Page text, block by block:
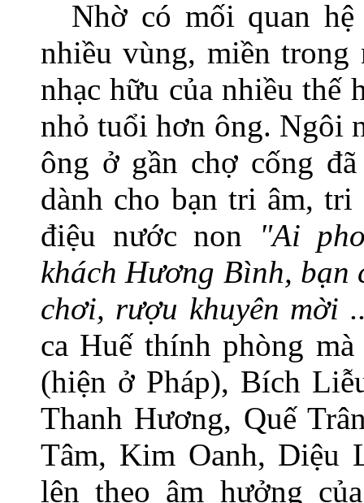
Nhờ có mối quan
nhiều vùng, miền
nhạc hữu của nhiều thế
nhỏ tuổi hơn ông. Ngôi
ông ở gần chợ cống
dành cho bạn tri âm,
điệu nước non
"Ai
khách Hương Bình, bạn
chơi, rượu khuyên mời
ca Huế thính phòng
(hiện ở Pháp), Bích
Thanh Hương, Quế
Tâm, Kim Oanh, Diệu
lên theo âm hưởng